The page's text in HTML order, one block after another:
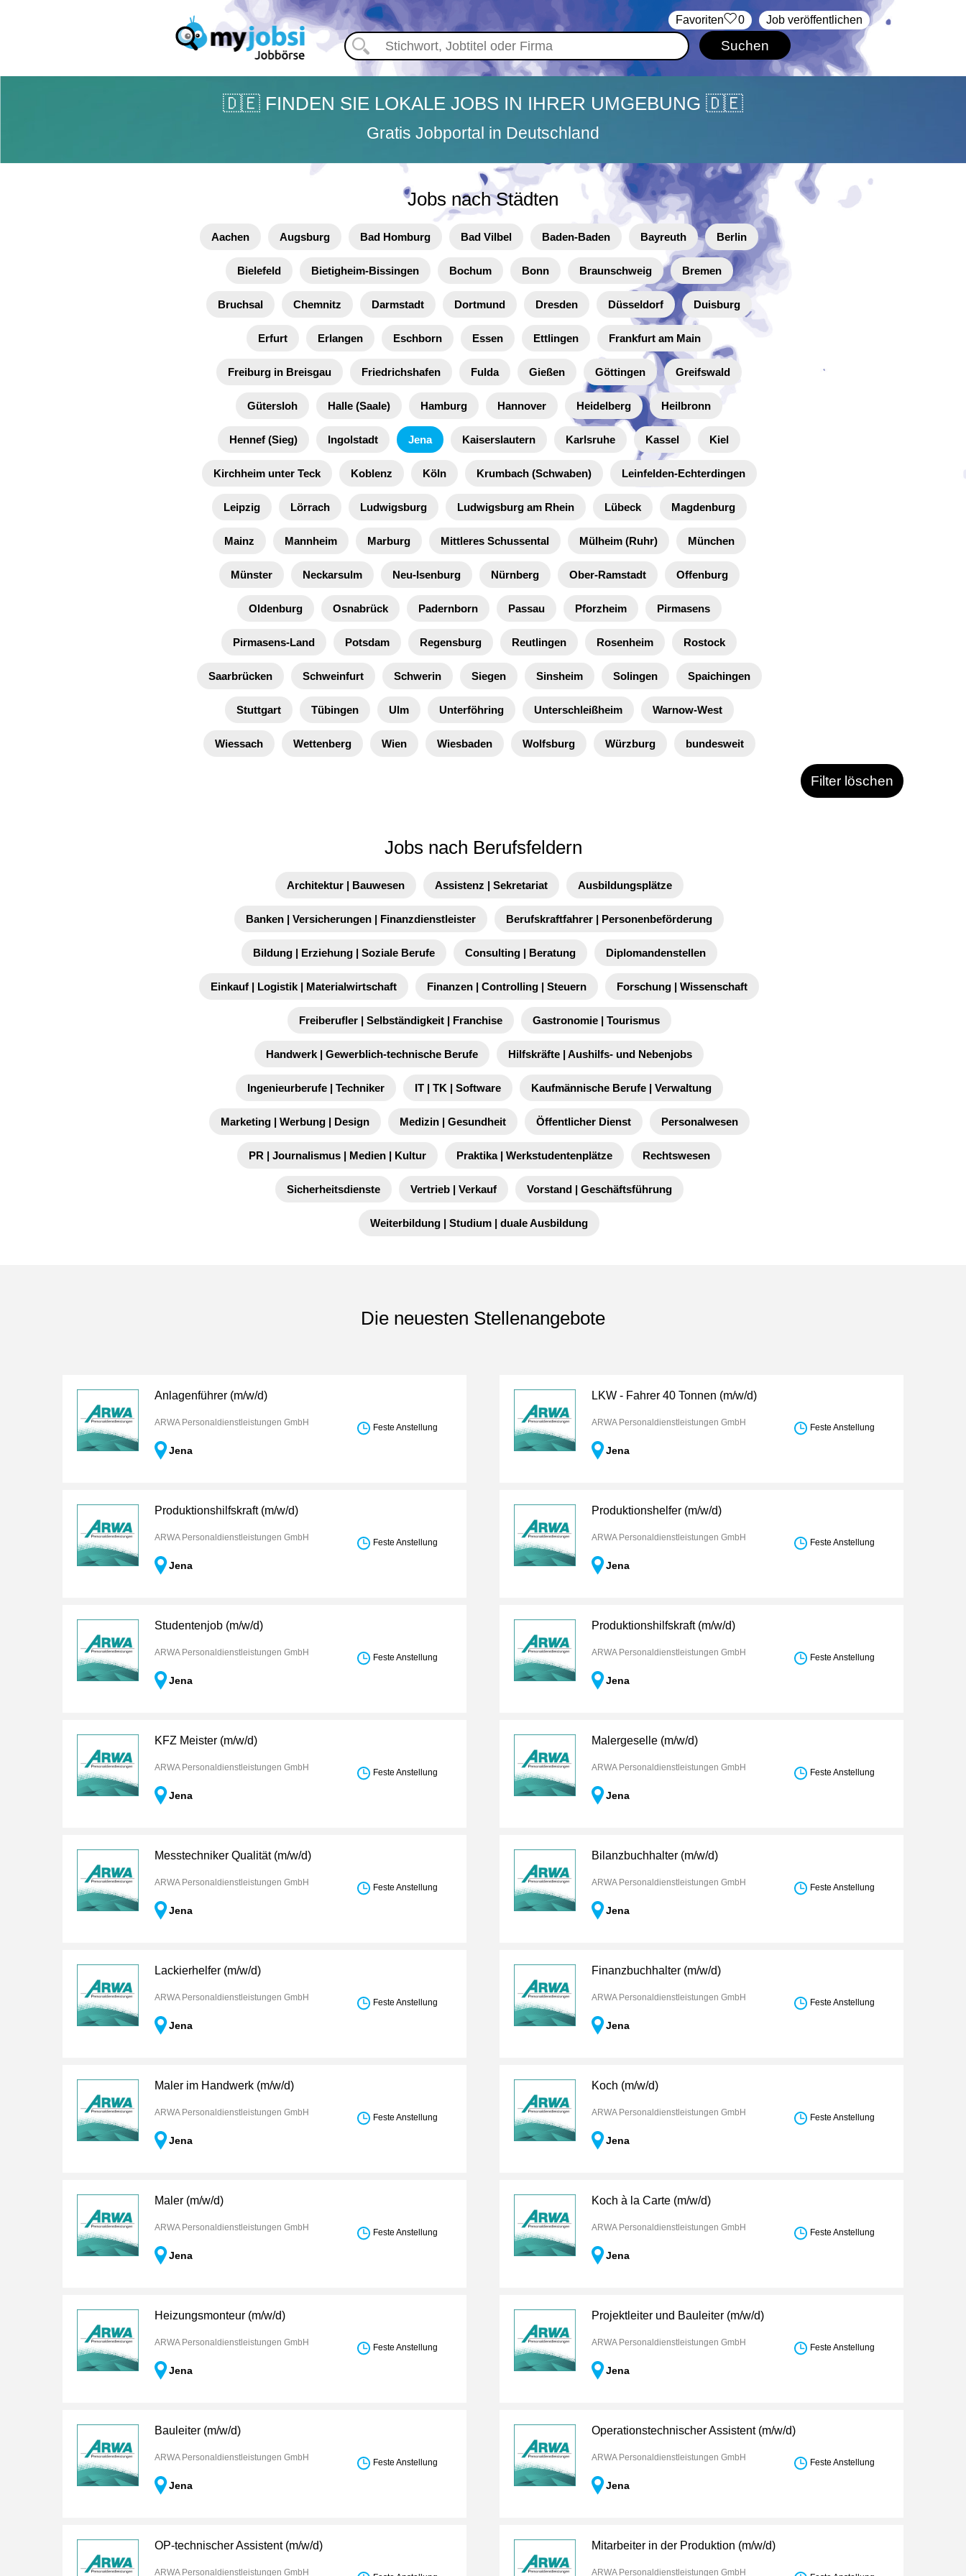
Job veröffentlichen
‏Favoriten 0
🇩🇪 FINDEN SIE LOKALE JOBS IN IHRER UMGEBUNG 🇩🇪
Gratis Jobportal in Deutschland
Jobs nach Städten
Aachen Augsburg Bad Homburg Bad Vilbel Baden-Baden Bayreuth Berlin
Bielefeld Bietigheim-Bissingen Bochum Bonn Braunschweig Bremen
Bruchsal Chemnitz Darmstadt Dortmund Dresden Düsseldorf Duisburg
Erfurt Erlangen Eschborn Essen Ettlingen Frankfurt am Main
Freiburg in Breisgau Friedrichshafen Fulda Gießen Göttingen Greifswald
Gütersloh Halle (Saale) Hamburg Hannover Heidelberg Heilbronn
Hennef (Sieg) Ingolstadt Jena Kaiserslautern Karlsruhe Kassel Kiel
Kirchheim unter Teck Koblenz Köln Krumbach (Schwaben) Leinfelden-Echterdingen
Leipzig Lörrach Ludwigsburg Ludwigsburg am Rhein Lübeck Magdenburg
Mainz Mannheim Marburg Mittleres Schussental Mülheim (Ruhr) München
Münster Neckarsulm Neu-Isenburg Nürnberg Ober-Ramstadt Offenburg
Oldenburg Osnabrück Padernborn Passau Pforzheim Pirmasens
Pirmasens-Land Potsdam Regensburg Reutlingen Rosenheim Rostock
Saarbrücken Schweinfurt Schwerin Siegen Sinsheim Solingen Spaichingen
Stuttgart Tübingen Ulm Unterföhring Unterschleißheim Warnow-West
Wiessach Wettenberg Wien Wiesbaden Wolfsburg Würzburg bundesweit
Filter löschen
Jobs nach Berufsfeldern
Architektur | Bauwesen Assistenz | Sekretariat Ausbildungsplätze
Banken | Versicherungen | Finanzdienstleister Berufskraftfahrer | Personenbeförderung
Bildung | Erziehung | Soziale Berufe Consulting | Beratung Diplomandenstellen
Einkauf | Logistik | Materialwirtschaft Finanzen | Controlling | Steuern Forschung | Wissenschaft
Freiberufler | Selbständigkeit | Franchise Gastronomie | Tourismus
Handwerk | Gewerblich-technische Berufe Hilfskräfte | Aushilfs- und Nebenjobs
Ingenieurberufe | Techniker IT | TK | Software Kaufmännische Berufe | Verwaltung
Marketing | Werbung | Design Medizin | Gesundheit Öffentlicher Dienst Personalwesen
PR | Journalismus | Medien | Kultur Praktika | Werkstudentenplätze Rechtswesen
Sicherheitsdienste Vertrieb | Verkauf Vorstand | Geschäftsführung
Weiterbildung | Studium | duale Ausbildung
Die neuesten Stellenangebote
Anlagenführer (m/w/d)
ARWA Personaldienstleistungen GmbH
Jena
Feste Anstellung
LKW - Fahrer 40 Tonnen (m/w/d)
ARWA Personaldienstleistungen GmbH
Jena
Feste Anstellung
Produktionshilfskraft (m/w/d)
ARWA Personaldienstleistungen GmbH
Jena
Feste Anstellung
Produktionshelfer (m/w/d)
ARWA Personaldienstleistungen GmbH
Jena
Feste Anstellung
Studentenjob (m/w/d)
ARWA Personaldienstleistungen GmbH
Jena
Feste Anstellung
Produktionshilfskraft (m/w/d)
ARWA Personaldienstleistungen GmbH
Jena
Feste Anstellung
KFZ Meister (m/w/d)
ARWA Personaldienstleistungen GmbH
Jena
Feste Anstellung
Malergeselle (m/w/d)
ARWA Personaldienstleistungen GmbH
Jena
Feste Anstellung
Messtechniker Qualität (m/w/d)
ARWA Personaldienstleistungen GmbH
Jena
Feste Anstellung
Bilanzbuchhalter (m/w/d)
ARWA Personaldienstleistungen GmbH
Jena
Feste Anstellung
Lackierhelfer (m/w/d)
ARWA Personaldienstleistungen GmbH
Jena
Feste Anstellung
Finanzbuchhalter (m/w/d)
ARWA Personaldienstleistungen GmbH
Jena
Feste Anstellung
Maler im Handwerk (m/w/d)
ARWA Personaldienstleistungen GmbH
Jena
Feste Anstellung
Koch (m/w/d)
ARWA Personaldienstleistungen GmbH
Jena
Feste Anstellung
Maler (m/w/d)
ARWA Personaldienstleistungen GmbH
Jena
Feste Anstellung
Koch à la Carte (m/w/d)
ARWA Personaldienstleistungen GmbH
Jena
Feste Anstellung
Heizungsmonteur (m/w/d)
ARWA Personaldienstleistungen GmbH
Jena
Feste Anstellung
Projektleiter und Bauleiter (m/w/d)
ARWA Personaldienstleistungen GmbH
Jena
Feste Anstellung
Bauleiter (m/w/d)
ARWA Personaldienstleistungen GmbH
Jena
Feste Anstellung
Operationstechnischer Assistent (m/w/d)
ARWA Personaldienstleistungen GmbH
Jena
Feste Anstellung
OP-technischer Assistent (m/w/d)
ARWA Personaldienstleistungen GmbH
Mitarbeiter in der Produktion (m/w/d)
ARWA Personaldienstleistungen GmbH